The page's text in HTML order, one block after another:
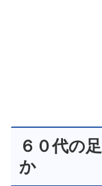
６０代の
か